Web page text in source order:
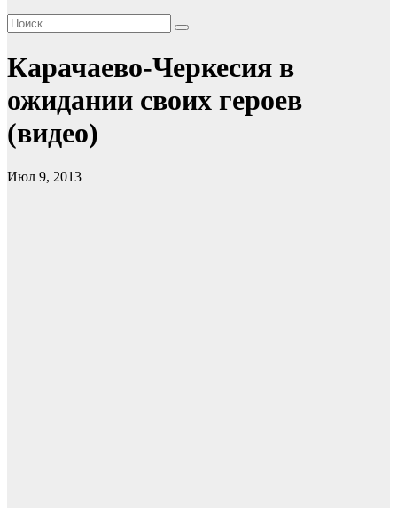
Карачаево-Черкесия в
ожидании своих героев
(видео)
Июл 9, 2013